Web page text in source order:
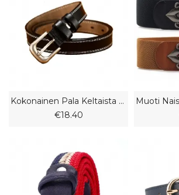
Kokonainen Pala Keltaista Nahkaa Klassinen Naisten Vyö Yksikerroksinen Retro Vyö Denim Vyö
€18.40